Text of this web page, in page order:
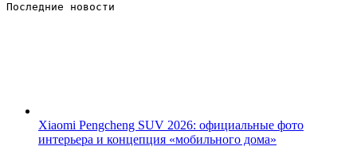
Последние новости
Xiaomi Pengcheng SUV 2026: официальные фото
интерьера и концепция «мобильного дома»